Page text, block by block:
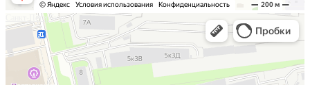
Санкт-Петербург